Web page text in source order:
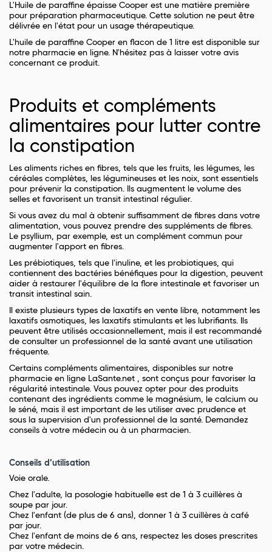
L'Huile de paraffine épaisse Cooper est une matière première
pour préparation pharmaceutique. Cette solution ne peut être
délivrée en l'état pour un usage thérapeutique.
L'huile de paraffine Cooper en flacon de 1 litre est disponible sur
notre pharmacie en ligne. N'hésitez pas à laisser votre avis
concernant ce produit.
Produits et compléments
alimentaires pour lutter contre
la constipation
Les aliments riches en fibres, tels que les fruits, les légumes, les
céréales complètes, les légumineuses et les noix, sont essentiels
pour prévenir la constipation. Ils augmentent le volume des
selles et favorisent un transit intestinal régulier.
Si vous avez du mal à obtenir suffisamment de fibres dans votre
alimentation, vous pouvez prendre des suppléments de fibres.
Le psyllium, par exemple, est un complément commun pour
augmenter l'apport en fibres.
Les prébiotiques, tels que l'inuline, et les probiotiques, qui
contiennent des bactéries bénéfiques pour la digestion, peuvent
aider à restaurer l'équilibre de la flore intestinale et favoriser un
transit intestinal sain.
Il existe plusieurs types de laxatifs en vente libre, notamment les
laxatifs osmotiques, les laxatifs stimulants et les lubrifiants. Ils
peuvent être utilisés occasionnellement, mais il est recommandé
de consulter un professionnel de la santé avant une utilisation
fréquente.
Certains compléments alimentaires, disponibles sur notre
pharmacie en ligne LaSante.net , sont conçus pour favoriser la
régularité intestinale. Vous pouvez opter pour des produits
contenant des ingrédients comme le magnésium, le calcium ou
le séné, mais il est important de les utiliser avec prudence et
sous la supervision d'un professionnel de la santé. Demandez
conseils à votre médecin ou à un pharmacien.
Conseils d’utilisation
Voie orale.
Chez l'adulte, la posologie habituelle est de 1 à 3 cuillères à
soupe par jour.
Chez l'enfant (de plus de 6 ans), donner 1 à 3 cuillères à café
par jour.
Chez l'enfant de moins de 6 ans, respectez les doses prescrites
par votre médecin.